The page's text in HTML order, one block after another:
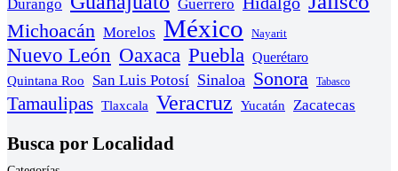
Durango Guerrero
Michoacán Morelos México Nayarit
Nuevo León Oaxaca Puebla Querétaro
Quintana Roo San Luis Potosí Sinaloa Sonora Tabasco
Tamaulipas Tlaxcala Veracruz Yucatán Zacatecas
Busca por Localidad